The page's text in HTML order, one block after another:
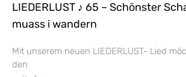
LIEDERLUST ♪ 65 – Schönster
muass i wandern
Mit unserem neuen LIEDERLUST- Lied
den